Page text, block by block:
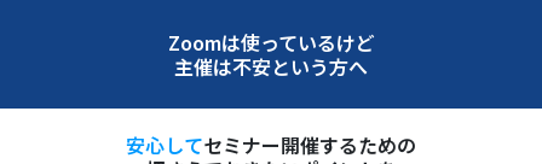
Zoomは使っているけど
主催は不安という方へ
安心してセミナー開催するための